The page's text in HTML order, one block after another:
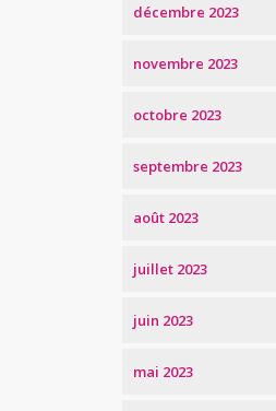
décembre 2023
novembre 2023
octobre 2023
septembre 2023
août 2023
juillet 2023
juin 2023
mai 2023